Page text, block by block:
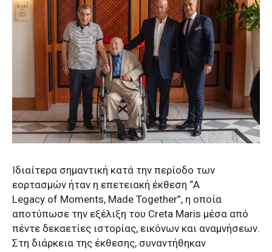
Ιδιαίτερα σημαντική κατά την περίοδο των
εορτασμών ήταν η επετειακή έκθεση “A
Legacy of Moments, Made Together”, η οποία
αποτύπωσε την εξέλιξη του Creta Maris μέσα από
πέντε δεκαετίες ιστορίας, εικόνων και αναμνήσεων.
Στη διάρκεια της έκθεσης, συναντήθηκαν